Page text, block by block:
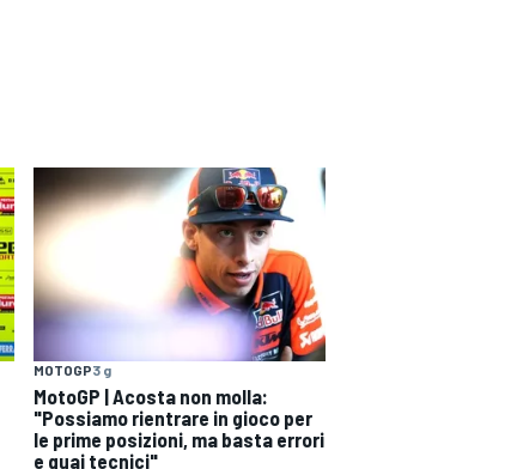
MOTOGP3 g
MotoGP | Acosta non molla:
"Possiamo rientrare in gioco per
le prime posizioni, ma basta errori
e guai tecnici"